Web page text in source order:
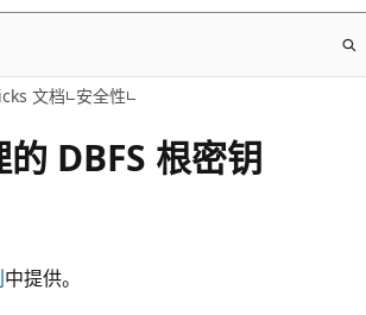
文档 安全性
DBFS 根密钥
中提供。